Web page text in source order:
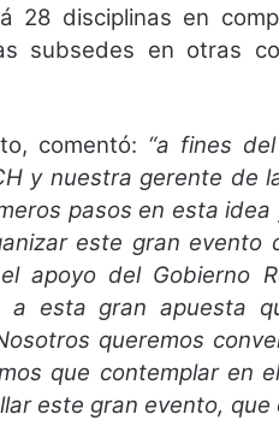
28 disciplinas en
subsedes en otras
comentó: “a fines
y nuestra gerente de
pasos en esta idea
este gran evento
apoyo del Gobierno
a esta gran apuesta
queremos
que contemplar en
este gran evento, que